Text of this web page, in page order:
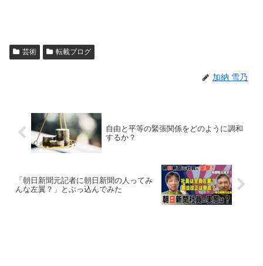
芸術 転載ブログ
加納 雪乃
自由と平等の緊張関係をどのように調和
するか？
「朝日新聞元記者に朝日新聞の人ってみ
んな左翼？」とぶっ込んでみた